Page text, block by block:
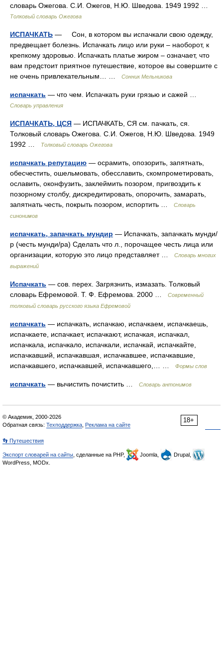
словарь Ожегова. С.И. Ожегов, Н.Ю. Шведова. 1949 1992 …
Толковый словарь Ожегова
ИСПАЧКАТЬ — Сон, в котором вы испачкали свою одежду,
предвещает болезнь. Испачкать лицо или руки – наоборот, к
крепкому здоровью. Испачкать платье жиром – означает, что
вам предстоит приятное путешествие, которое вы совершите с
не очень привлекательным… …
Сонник Мельникова
испачкать — что чем. Испачкать руки грязью и сажей …
Словарь управления
ИСПАЧКАТЬ, ЦСЯ — ИСПАЧКАТЬ, СЯ см. пачкать, ся.
Толковый словарь Ожегова. С.И. Ожегов, Н.Ю. Шведова. 1949
1992 …
Толковый словарь Ожегова
испачкать репутацию — осрамить, опозорить, запятнать,
обесчестить, ошельмовать, обесславить, скомпрометировать,
ославить, оконфузить, заклеймить позором, пригвоздить к
позорному столбу, дискредитировать, опорочить, замарать,
запятнать честь, покрыть позором, испортить …
Словарь
синонимов
испачкать, запачкать мундир — Испачкать, запачкать мунди/
р (честь мунди/ра) Сделать что л., порочащее честь лица или
организации, которую это лицо представляет …
Словарь многих
выражений
Испачкать — сов. перех. Загрязнить, измазать. Толковый
словарь Ефремовой. Т. Ф. Ефремова. 2000 …
Современный
толковый словарь русского языка Ефремовой
испачкать — испачкать, испачкаю, испачкаем, испачкаешь,
испачкаете, испачкает, испачкают, испачкая, испачкал,
испачкала, испачкало, испачкали, испачкай, испачкайте,
испачкавший, испачкавшая, испачкавшее, испачкавшие,
испачкавшего, испачкавшей, испачкавшего,… …
Формы слов
испачкать — вычистить почистить … Словарь антонимов
18+
© Академик, 2000-2026
Обратная связь: Техподдержка Реклама на сайте
👣 Путешествия
Экспорт словарей на сайты , сделанные на PHP, Joomla,
Drupal,
WordPress, MODx.